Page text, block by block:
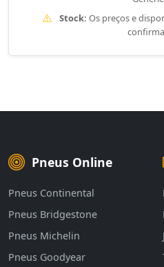
Stock: Os preços e
Pneus Online
Pneus Continental
Pneus Bridgestone
Pneus Michelin
Pneus Goodyear